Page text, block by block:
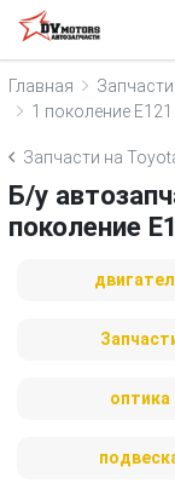
Главная Запчасти
1 поколение E121
Запчасти на
Б/у
поколение
оптика